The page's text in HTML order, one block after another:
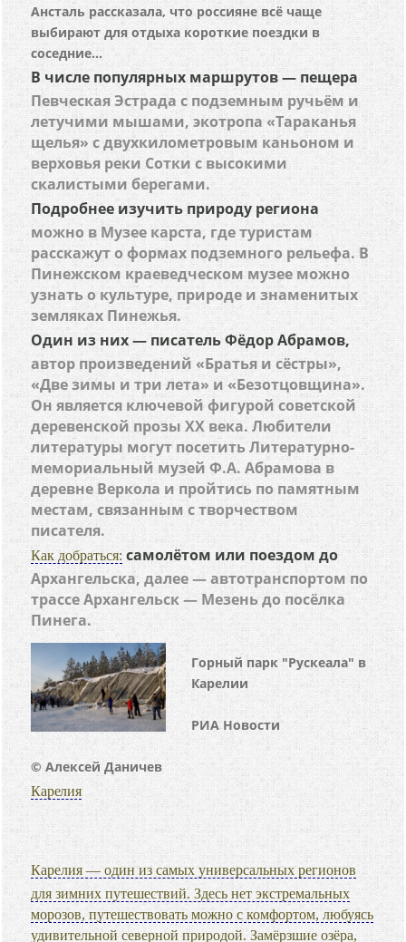
Ансталь рассказала, что россияне всё чаще
выбирают для отдыха короткие поездки в
соседние...
В числе популярных маршрутов — пещера
Певческая Эстрада с подземным ручьём и
летучими мышами, экотропа «Тараканья
щелья» с двухкилометровым каньоном и
верховья реки Сотки с высокими
скалистыми берегами.
Подробнее изучить природу региона
можно в Музее карста, где туристам
расскажут о формах подземного рельефа. В
Пинежском краеведческом музее можно
узнать о культуре, природе и знаменитых
земляках Пинежья.
Один из них — писатель Фёдор Абрамов,
автор произведений «Братья и сёстры»,
«Две зимы и три лета» и «Безотцовщина».
Он является ключевой фигурой советской
деревенской прозы XX века. Любители
литературы могут посетить Литературно-
мемориальный музей Ф.А. Абрамова в
деревне Веркола и пройтись по памятным
местам, связанным с творчеством
писателя.
Как добраться: самолётом или поездом до
Архангельска, далее — автотранспортом по
трассе Архангельск — Мезень до посёлка
Пинега.
Горный парк "Рускеала" в
Карелии
РИА Новости
© Алексей Даничев
Карелия
Карелия — один из самых универсальных регионов
для зимних путешествий. Здесь нет экстремальных
морозов, путешествовать можно с комфортом, любуясь
удивительной северной природой. Замёрзшие озёра,